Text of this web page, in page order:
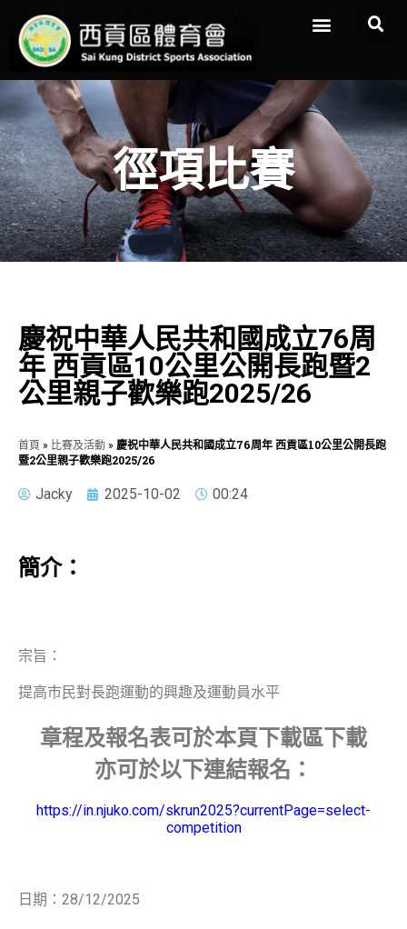
徑項比賽
慶祝中華人民共和國成立76周
年 西貢區10公里公開長跑暨2
公里親子歡樂跑2025/26
首頁 » 比賽及活動»慶祝中華人民共和國成立76周年 西貢區10公里公開長跑
暨2公里親子歡樂跑2025/26
Jacky 2025-10-02 00:24
簡介：
宗旨：
提高市民對長跑運動的興趣及運動員水平
章程及報名表可於本頁下載區下載
亦可於以下連結報名：
https://in.njuko.com/skrun2025?currentPage=select-
competition
日期：28/12/2025